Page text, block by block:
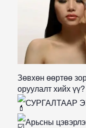
Зөвхөн өөртөө
оруулалт хийх үү?
СУРГАЛТААР
Арьсны